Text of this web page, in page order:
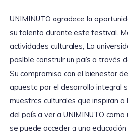
UNIMINUTO agradece la
su talento durante este festival.
actividades culturales, La
posible construir un país a través
Su compromiso con el bienestar
apuesta por el desarrollo integral
muestras culturales que inspiran
del país a ver a UNIMINUTO como
se puede acceder a una